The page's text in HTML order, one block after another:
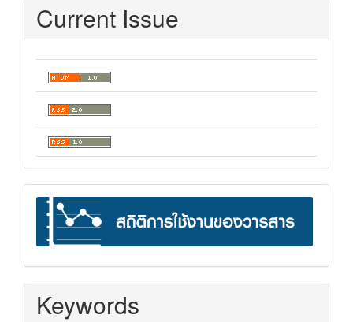
Current Issue
stat
Keywords